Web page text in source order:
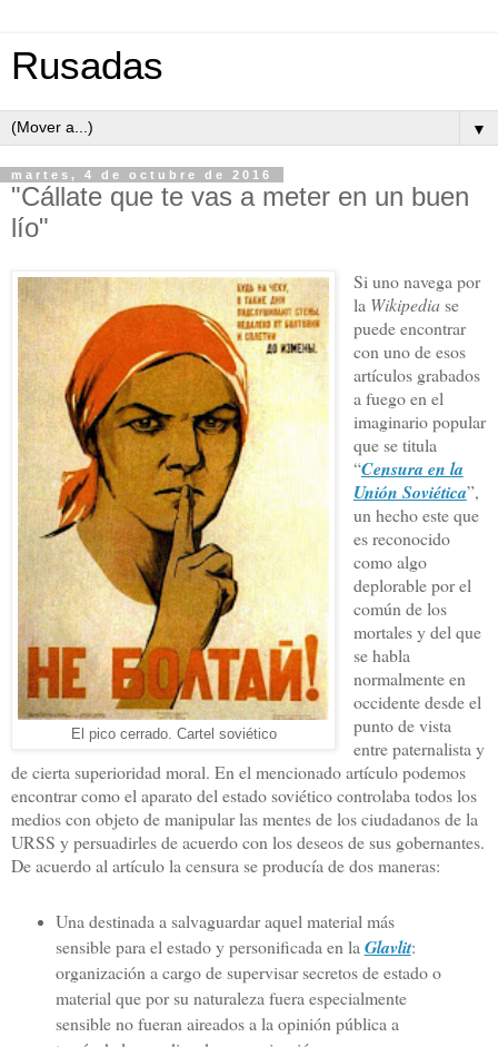
Rusadas
▼
martes, 4 de octubre de 2016
"Cállate que te vas a meter en un buen
lío"
El pico cerrado. Cartel soviético
Si uno navega por
la Wikipediase
puede encontrar
con uno de esos
artículos grabados
a fuego en el
imaginario popular
que se titula
“Censura en la
Unión Soviética”,
un hecho este que
es reconocido
como algo
deplorable por el
común de los
mortales y del que
se habla
normalmente en
occidente desde el
punto de vista
entre paternalista y
de cierta superioridad moral. En el mencionado artículo podemos
encontrar como el aparato del estado soviético controlaba todos los
medios con objeto de manipular las mentes de los ciudadanos de la
URSS y persuadirles de acuerdo con los deseos de sus gobernantes.
De acuerdo al artículo la censura se producía de dos maneras:
Una destinada a salvaguardar aquel material más
sensible para el estado y personificada en la Glavlit:
organización a cargo de supervisar secretos de estado o
material que por su naturaleza fuera especialmente
sensible no fueran aireados a la opinión pública a